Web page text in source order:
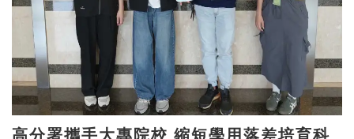
高分署攜手大專院校 縮短學用落差培育科